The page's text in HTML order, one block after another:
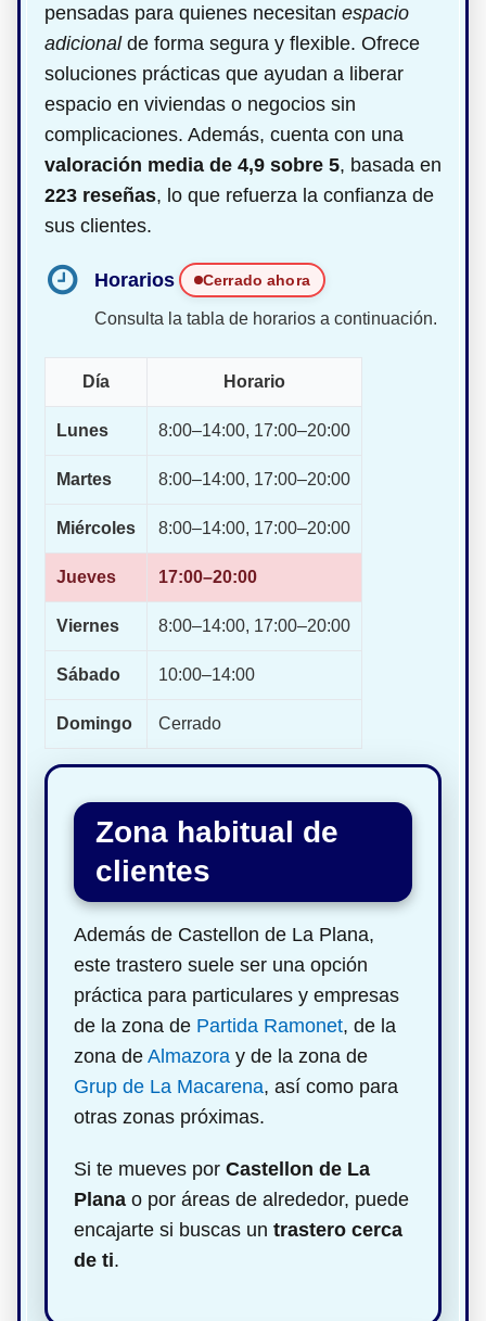
pensadas para quienes necesitan espacio
adicionalde forma segura y flexible. Ofrece
soluciones prácticas que ayudan a liberar
espacio en viviendas o negocios sin
complicaciones. Además, cuenta con una
valoración media de 4,9 sobre 5, basada en
223 reseñas, lo que refuerza la confianza de
sus clientes.
Horarios Cerrado ahora
Consulta la tabla de horarios a continuación.
Día Horario
Lunes 8:00–14:00, 17:00–20:00
Martes 8:00–14:00, 17:00–20:00
Miércoles 8:00–14:00, 17:00–20:00
Jueves 17:00–20:00
Viernes 8:00–14:00, 17:00–20:00
Sábado 10:00–14:00
Domingo Cerrado
Zona habitual de
clientes
Además de Castellon de La Plana,
este trastero suele ser una opción
práctica para particulares y empresas
de la zona de Partida Ramonet, de la
zona de Almazora y de la zona de
Grup de La Macarena, así como para
otras zonas próximas.
Si te mueves por Castellon de La
Plana o por áreas de alrededor, puede
encajarte si buscas un trastero cerca
de ti.